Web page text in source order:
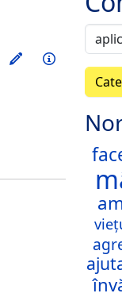
Exersează acest
Informații